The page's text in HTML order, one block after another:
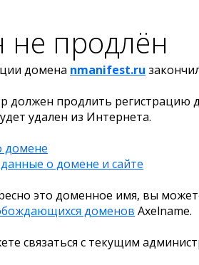
продлён
домена nmanifest.ru
должен продлить регистрацию
удален из Интернета.
домене
о домене и сайте
это доменное имя, вы
доменов Axelname.
связаться с текущим